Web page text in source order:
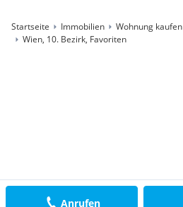
Anrufen
Startseite Immobilien Wohnung kaufen
Wien, 10. Bezirk, Favoriten